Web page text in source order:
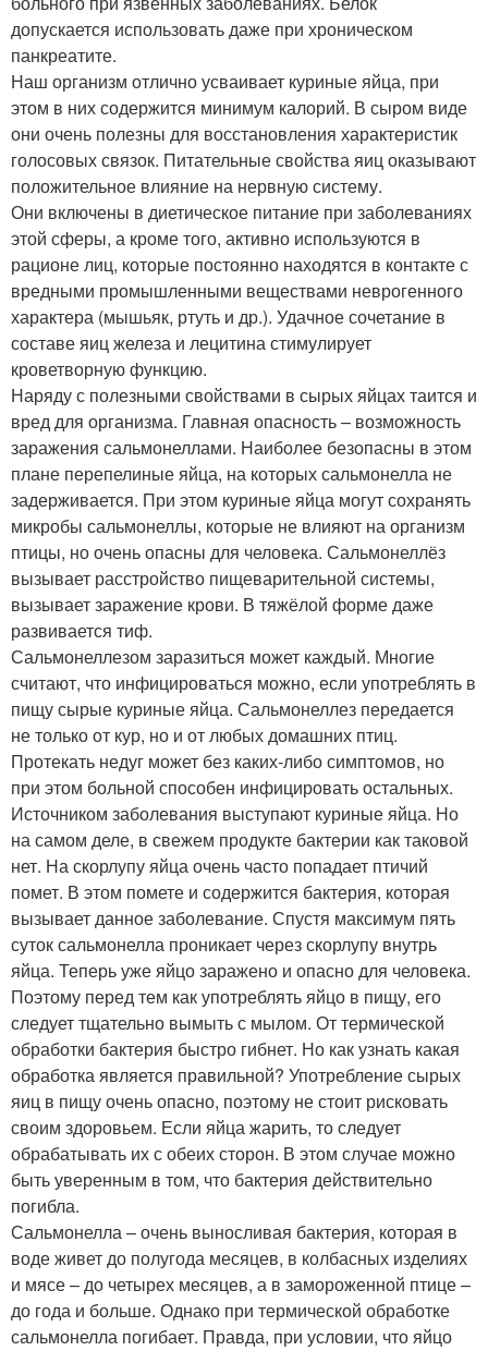
допускается использовать даже при хроническом
панкреатите.
Наш организм отлично усваивает куриные яйца, при
этом в них содержится минимум калорий. В сыром виде
они очень полезны для восстановления характеристик
голосовых связок. Питательные свойства яиц оказывают
положительное влияние на нервную систему.
Они включены в диетическое питание при заболеваниях
этой сферы, а кроме того, активно используются в
рационе лиц, которые постоянно находятся в контакте с
вредными промышленными веществами неврогенного
характера (мышьяк, ртуть и др.). Удачное сочетание в
составе яиц железа и лецитина стимулирует
кроветворную функцию.
Наряду с полезными свойствами в сырых яйцах таится и
вред для организма. Главная опасность – возможность
заражения сальмонеллами. Наиболее безопасны в этом
плане перепелиные яйца, на которых сальмонелла не
задерживается. При этом куриные яйца могут сохранять
микробы сальмонеллы, которые не влияют на организм
птицы, но очень опасны для человека. Сальмонеллёз
вызывает расстройство пищеварительной системы,
вызывает заражение крови. В тяжёлой форме даже
развивается тиф.
Сальмонеллезом заразиться может каждый. Многие
считают, что инфицироваться можно, если употреблять в
пищу сырые куриные яйца. Сальмонеллез передается
не только от кур, но и от любых домашних птиц.
Протекать недуг может без каких-либо симптомов, но
при этом больной способен инфицировать остальных.
Источником заболевания выступают куриные яйца. Но
на самом деле, в свежем продукте бактерии как таковой
нет. На скорлупу яйца очень часто попадает птичий
помет. В этом помете и содержится бактерия, которая
вызывает данное заболевание. Спустя максимум пять
суток сальмонелла проникает через скорлупу внутрь
яйца. Теперь уже яйцо заражено и опасно для человека.
Поэтому перед тем как употреблять яйцо в пищу, его
следует тщательно вымыть с мылом. От термической
обработки бактерия быстро гибнет. Но как узнать какая
обработка является правильной? Употребление сырых
яиц в пищу очень опасно, поэтому не стоит рисковать
своим здоровьем. Если яйца жарить, то следует
обрабатывать их с обеих сторон. В этом случае можно
быть уверенным в том, что бактерия действительно
погибла.
Сальмонелла – очень выносливая бактерия, которая в
воде живет до полугода месяцев, в колбасных изделиях
и мясе – до четырех месяцев, а в замороженной птице –
до года и больше. Однако при термической обработке
сальмонелла погибает. Правда, при условии, что яйцо